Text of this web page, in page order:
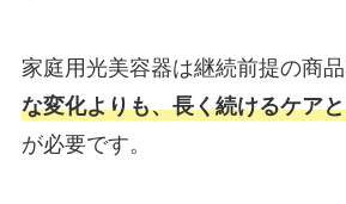
家庭用光美容器は継続前提の商品
な変化よりも、長く続けるケア
が必要です。